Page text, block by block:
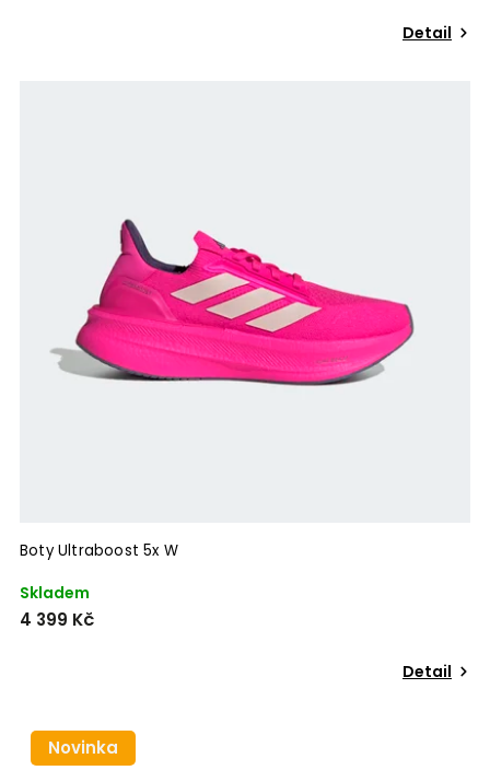
Detail
Boty Ultraboost 5x W
Skladem
4 399 Kč
Detail
Novinka